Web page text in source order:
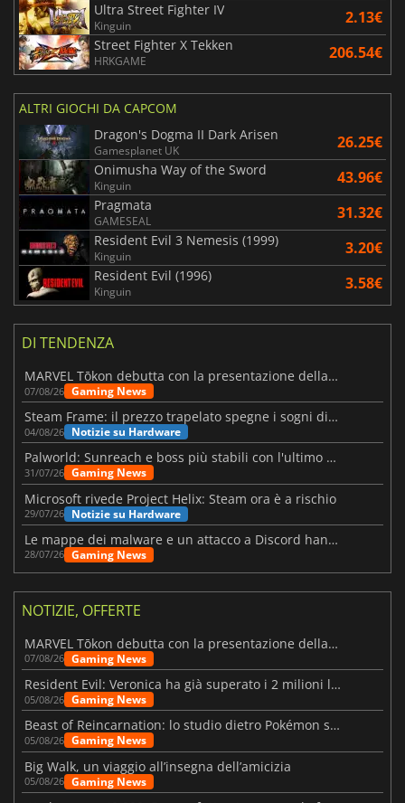
Ultra Street Fighter IV
Kinguin 2.13€
Street Fighter X Tekken
HRKGAME 206.54€
ALTRI GIOCHI DA CAPCOM
Dragon's Dogma II Dark Arisen
Gamesplanet UK 26.25€
Onimusha Way of the Sword
Kinguin 43.96€
Pragmata
GAMESEAL 31.32€
Resident Evil 3 Nemesis (1999)
Kinguin 3.20€
Resident Evil (1996)
Kinguin 3.58€
DI TENDENZA
MARVEL Tōkon debutta con la presentazione della roadmap per il primo anno
07/08/26 Gaming News
Steam Frame: il prezzo trapelato spegne i sogni di un VR economico
04/08/26 Notizie su Hardware
Palworld: Sunreach e boss più stabili con l'ultimo update
31/07/26 Gaming News
Microsoft rivede Project Helix: Steam ora è a rischio
29/07/26 Notizie su Hardware
Le mappe dei malware e un attacco a Discord hanno colpito Meccha Chameleon
28/07/26 Gaming News
NOTIZIE, OFFERTE
MARVEL Tōkon debutta con la presentazione della roadmap per il primo anno
07/08/26 Gaming News
Resident Evil: Veronica ha già superato i 2 milioni liste dei desideri
05/08/26 Gaming News
Beast of Reincarnation: lo studio dietro Pokémon su una nuova strada
05/08/26 Gaming News
Big Walk, un viaggio all’insegna dell’amicizia
05/08/26 Gaming News